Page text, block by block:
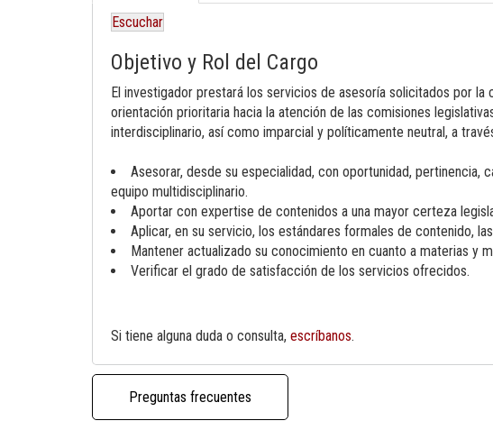
Escuchar
Objetivo y Rol del Cargo
El investigador prestará los servicios de asesoría solicitados por
orientación prioritaria hacia la atención de las comisiones
interdisciplinario, así como imparcial y políticamente neutral, a
Asesorar, desde su especialidad, con oportunidad, pertinencia,
equipo multidisciplinario.
Aportar con expertise de contenidos a una mayor certeza
Aplicar, en su servicio, los estándares formales de contenido,
Mantener actualizado su conocimiento en cuanto a materias y
Verificar el grado de satisfacción de los servicios ofrecidos.
Si tiene alguna duda o consulta, escríbanos.
Preguntas frecuentes